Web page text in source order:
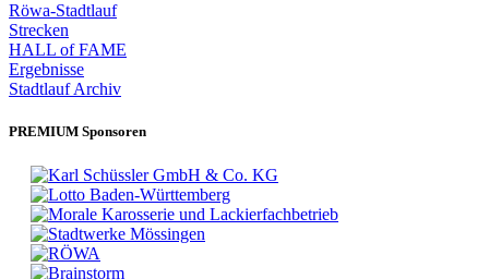
Röwa-Stadtlauf
Strecken
HALL of FAME
Ergebnisse
Stadtlauf Archiv
PREMIUM Sponsoren